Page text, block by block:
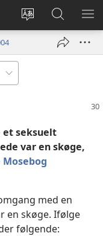
Vælg
Log
på
vindue)
Søg
på
JW.ORG
VIS
et seksuelt
var en skøge,
Mosebog
med en
en skøge. Ifølge
følgende: